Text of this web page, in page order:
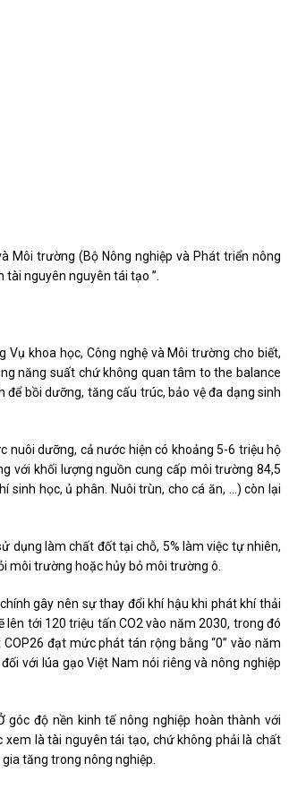
Môi trường (Bộ Nông nghiệp và Phát triển nông
tài nguyên nguyên tái tạo ”.
Vụ khoa học, Công nghệ và Môi trường cho biết,
năng suất chứ không quan tâm to the balance
bồi dưỡng, tăng cấu trúc, bảo vệ đa dạng sinh
nuôi dưỡng, cả nước hiện có khoảng 5-6 triệu hộ
với khối lượng nguồn cung cấp môi trường 84,5
sinh học, ủ phân. Nuôi trùn, cho cá ăn, …) còn lại
dụng làm chất đốt tại chỗ, 5% làm việc tự nhiên,
môi trường hoặc hủy bỏ môi trường ô.
gây nên sự thay đổi khí hậu khi phát khí thải
tới 120 triệu tấn CO2 vào năm 2030, trong đó
đạt mức phát tán rộng bằng “0” vào năm
với lúa gạo Việt Nam nói riêng và nông nghiệp
độ nền kinh tế nông nghiệp hoàn thành với
là tài nguyên tái tạo, chứ không phải là chất
tăng trong nông nghiệp.